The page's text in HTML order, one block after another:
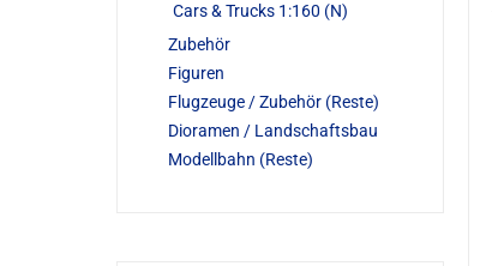
Cars & Trucks 1:160 (N)
Zubehör
Figuren
Flugzeuge / Zubehör (Reste)
Dioramen / Landschaftsbau
Modellbahn (Reste)